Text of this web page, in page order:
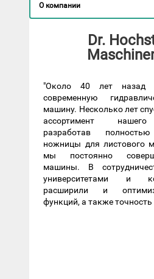
О компании
Dr.
"Около 40 лет назад
современную
машину. Несколько лет
ассортимент нашего
разработав полностью
ножницы для листового
мы постоянно
машины. В
университетами и
расширили и
функций, а также